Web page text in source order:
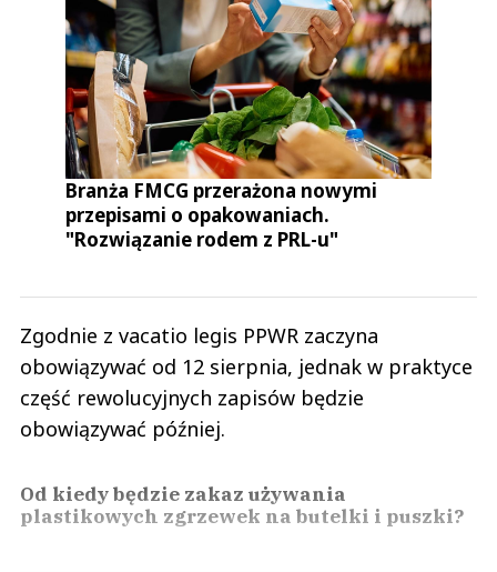
Branża FMCG przerażona nowymi
przepisami o opakowaniach.
"Rozwiązanie rodem z PRL-u"
Zgodnie z vacatio legis PPWR zaczyna
obowiązywać od 12 sierpnia, jednak w praktyce
część rewolucyjnych zapisów będzie
obowiązywać później.
Od kiedy będzie zakaz używania
plastikowych zgrzewek na butelki i puszki?